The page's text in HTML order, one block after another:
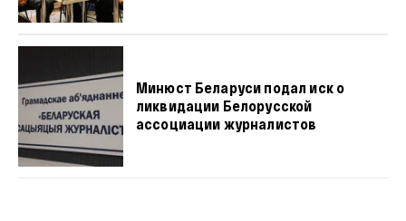
Минюст Беларуси подал иск о
ликвидации Белорусской
ассоциации журналистов